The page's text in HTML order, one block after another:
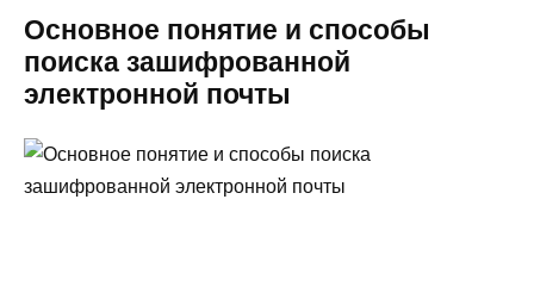
Основное понятие и способы
поиска зашифрованной
электронной почты